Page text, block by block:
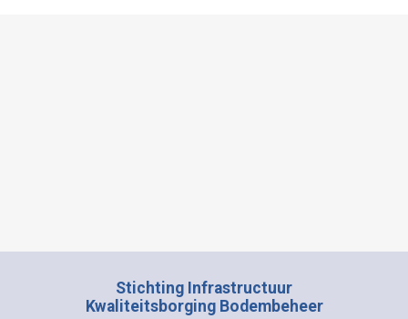
Stichting Infrastructuur
Kwaliteitsborging Bodembeheer